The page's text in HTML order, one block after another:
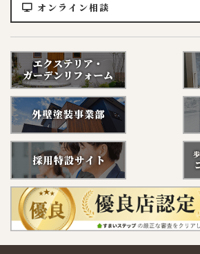
オンライン相談